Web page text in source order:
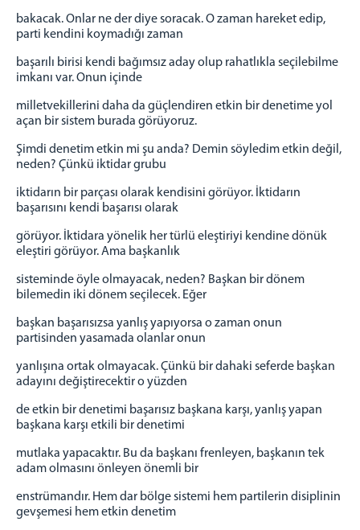
bakacak. Onlar ne der diye soracak. O zaman hareket edip,
parti kendini koymadığı zaman
başarılı birisi kendi bağımsız aday olup rahatlıkla seçilebilme
imkanı var. Onun içinde
milletvekillerini daha da güçlendiren etkin bir denetime yol
açan bir sistem burada görüyoruz.
Şimdi denetim etkin mi şu anda? Demin söyledim etkin değil,
neden? Çünkü iktidar grubu
iktidarın bir parçası olarak kendisini görüyor. İktidarın
başarısını kendi başarısı olarak
görüyor. İktidara yönelik her türlü eleştiriyi kendine dönük
eleştiri görüyor. Ama başkanlık
sisteminde öyle olmayacak, neden? Başkan bir dönem
bilemedin iki dönem seçilecek. Eğer
başkan başarısızsa yanlış yapıyorsa o zaman onun
partisinden yasamada olanlar onun
yanlışına ortak olmayacak. Çünkü bir dahaki seferde başkan
adayını değiştirecektir o yüzden
de etkin bir denetimi başarısız başkana karşı, yanlış yapan
başkana karşı etkili bir denetimi
mutlaka yapacaktır. Bu da başkanı frenleyen, başkanın tek
adam olmasını önleyen önemli bir
enstrümandır. Hem dar bölge sistemi hem partilerin disiplinin
gevşemesi hem etkin denetim